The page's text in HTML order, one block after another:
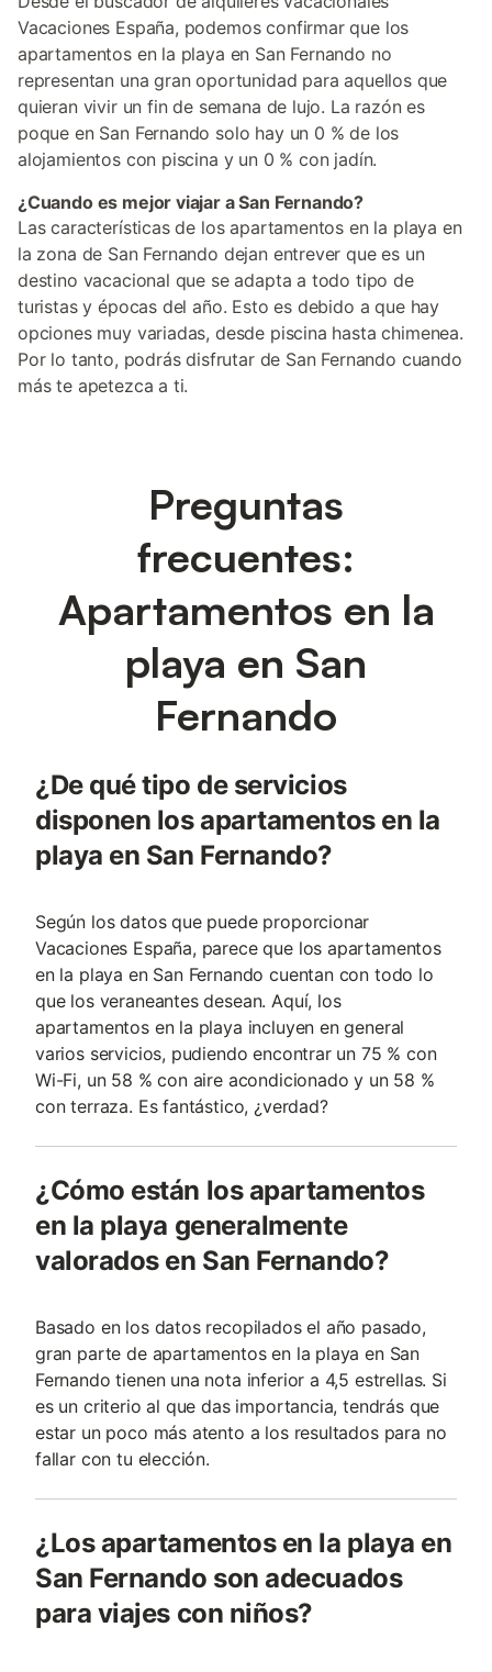
Vacaciones España, podemos confirmar que los
apartamentos en la playa en San Fernando no
representan una gran oportunidad para aquellos que
quieran vivir un fin de semana de lujo. La razón es
poque en San Fernando solo hay un 0 % de los
alojamientos con piscina y un 0 % con jadín.
¿Cuando es mejor viajar a San Fernando?
Las características de los apartamentos en la playa en
la zona de San Fernando dejan entrever que es un
destino vacacional que se adapta a todo tipo de
turistas y épocas del año. Esto es debido a que hay
opciones muy variadas, desde piscina hasta chimenea.
Por lo tanto, podrás disfrutar de San Fernando cuando
más te apetezca a ti.
Preguntas
frecuentes:
Apartamentos en la
playa en San
Fernando
¿De qué tipo de servicios
disponen los apartamentos en la
playa en San Fernando?
Según los datos que puede proporcionar
Vacaciones España, parece que los apartamentos
en la playa en San Fernando cuentan con todo lo
que los veraneantes desean. Aquí, los
apartamentos en la playa incluyen en general
varios servicios, pudiendo encontrar un 75 % con
Wi-Fi, un 58 % con aire acondicionado y un 58 %
con terraza. Es fantástico, ¿verdad?
¿Cómo están los apartamentos
en la playa generalmente
valorados en San Fernando?
Basado en los datos recopilados el año pasado,
gran parte de apartamentos en la playa en San
Fernando tienen una nota inferior a 4,5 estrellas. Si
es un criterio al que das importancia, tendrás que
estar un poco más atento a los resultados para no
fallar con tu elección.
¿Los apartamentos en la playa en
San Fernando son adecuados
para viajes con niños?